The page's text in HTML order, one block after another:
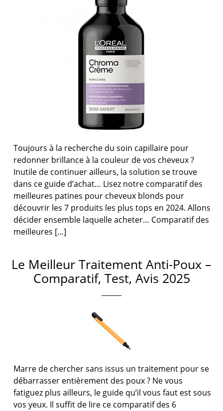
Toujours à la recherche du soin capillaire pour
redonner brillance à la couleur de vos cheveux ?
Inutile de continuer ailleurs, la solution se trouve
dans ce guide d’achat… Lisez notre comparatif des
meilleures patines pour cheveux blonds pour
découvrir les 7 produits les plus tops en 2024. Allons
décider ensemble laquelle acheter… Comparatif des
meilleures […]
Le Meilleur Traitement Anti-Poux –
Comparatif, Test, Avis 2025
Marre de chercher sans issus un traitement pour se
débarrasser entièrement des poux ? Ne vous
fatiguez plus ailleurs, le guide qu’il vous faut est sous
vos yeux. Il suffit de lire ce comparatif des 6